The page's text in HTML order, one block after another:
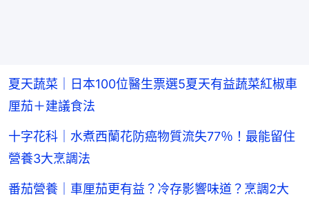
夏天蔬菜｜日本100位醫生票選5夏天有益蔬菜紅椒車
厘茄＋建議食法
十字花科｜水煮西蘭花防癌物質流失77％！最能留住
營養3大烹調法
番茄營養｜車厘茄更有益？冷存影響味道？烹調2大